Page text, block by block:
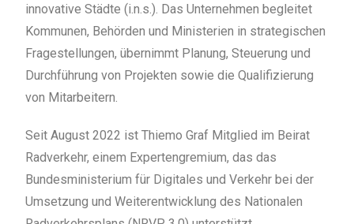
innovative Städte (i.n.s.). Das Unternehmen begleitet
Kommunen, Behörden und Ministerien in strategischen
Fragestellungen, übernimmt Planung, Steuerung und
Durchführung von Projekten sowie die Qualifizierung
von Mitarbeitern.
Seit August 2022 ist Thiemo Graf Mitglied im Beirat
Radverkehr, einem Expertengremium, das das
Bundesministerium für Digitales und Verkehr bei der
Umsetzung und Weiterentwicklung des Nationalen